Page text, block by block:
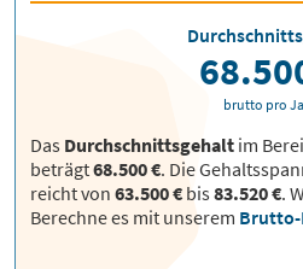
Das Durchschnittsgehalt im
beträgt68.500 €. Die
reicht von 63.500 € bis83.520 €.
Berechne es mit unserem Brutto-
brutto pro